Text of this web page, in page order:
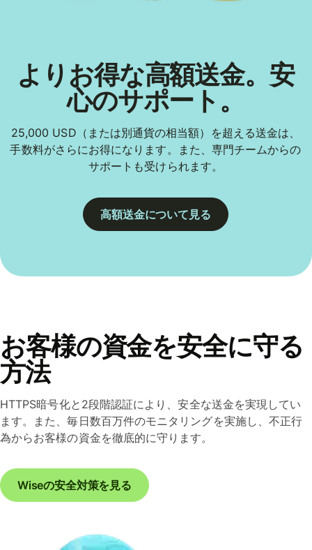
よりお得な高額送金。安
心のサポート。
25,000 USD（または別通貨の相当額）を超える送金は、
手数料がさらにお得になります。また、専門チームからの
サポートも受けられます。
高額送金について見る
お客様の資金を安全に守る
方法
HTTPS暗号化と2段階認証により、安全な送金を実現してい
ます。また、毎日数百万件のモニタリングを実施し、不正行
為からお客様の資金を徹底的に守ります。
Wiseの安全対策を見る